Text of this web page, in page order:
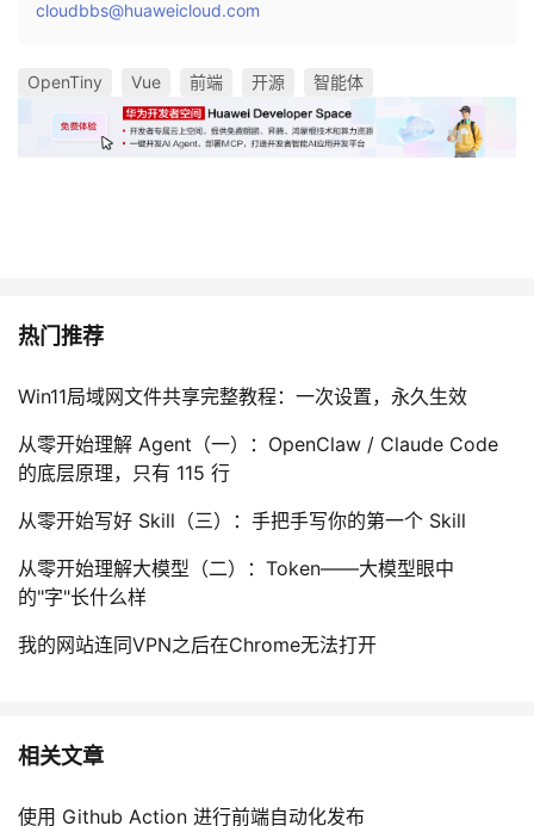
cloudbbs@huaweicloud.com
OpenTiny Vue 前端 开源 智能体
热门推荐
Win11局域网文件共享完整教程：一次设置，永久生效
从零开始理解 Agent（一）：OpenClaw / Claude Code
的底层原理，只有 115 行
从零开始写好 Skill（三）：手把手写你的第一个 Skill
从零开始理解大模型（二）：Token——大模型眼中
的"字"长什么样
我的网站连同VPN之后在Chrome无法打开
相关文章
使用 Github Action 进行前端自动化发布